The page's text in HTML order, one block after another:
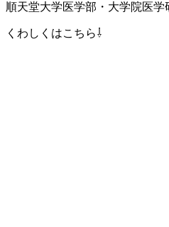
順天堂大学医学部・大学院医
くわしくはこちら⇩